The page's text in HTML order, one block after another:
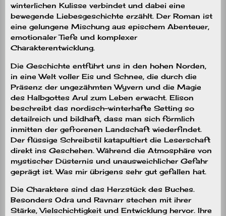
winterlichen Kulisse verbindet und dabei eine
bewegende Liebesgeschichte erzählt. Der Roman ist
eine gelungene Mischung aus epischem Abenteuer,
emotionaler Tiefe und komplexer
Charakterentwicklung.
Die Geschichte entführt uns in den hohen Norden,
in eine Welt voller Eis und Schnee, die durch die
Präsenz der ungezähmten Wyvern und die Magie
des Halbgottes Arul zum Leben erwacht. Elison
beschreibt das nordisch-winterhafte Setting so
detailreich und bildhaft, dass man sich förmlich
inmitten der gefrorenen Landschaft wiederfindet.
Der flüssige Schreibstil katapultiert die Leserschaft
direkt ins Geschehen. Während die Atmosphäre von
mystischer Düsternis und unausweichlicher Gefahr
geprägt ist. Was mir übrigens sehr gut gefallen hat.
Die Charaktere sind das Herzstück des Buches.
Besonders Odra und Ravnarr stechen mit ihrer
Stärke, Vielschichtigkeit und Entwicklung hervor. Ihre